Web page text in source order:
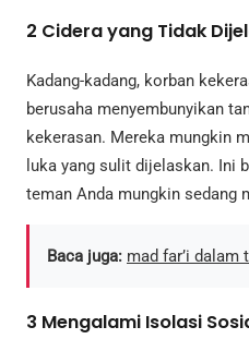
2 Cidera yang Tidak
Kadang-kadang, korban
berusaha menyembunyikan
kekerasan. Mereka mungkin
luka yang sulit dijelaskan. Ini
teman Anda mungkin sedang
Baca juga: mad far’i dalam
3 Mengalami Isolasi